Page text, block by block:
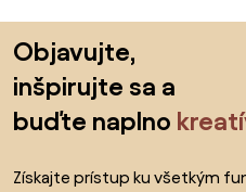
Objavujte,
inšpirujte sa a
buďte naplno
Získajte prístup ku všetkým